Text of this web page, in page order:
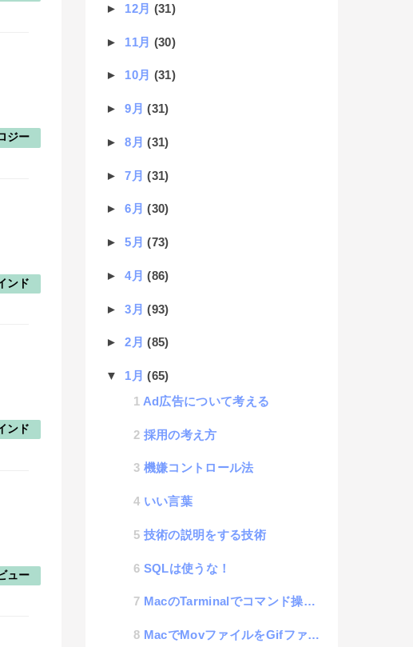
ジー
ンド
ンド
ュー
► 12月 (31)
► 11月 (30)
► 10月 (31)
►9月(31)
►8月(31)
►7月(31)
►6月(30)
►5月(73)
►4月(86)
►3月(93)
►2月(85)
▼ 1月(65)
Ad広告について考える
採用の考え方
機嫌コントロール法
いい言葉
技術の説明をする技術
SQLは使うな！
MacのTarminalでコマンド操作する際に、エラーが出る件
MacでMovファイルをGifファイルに変換するには